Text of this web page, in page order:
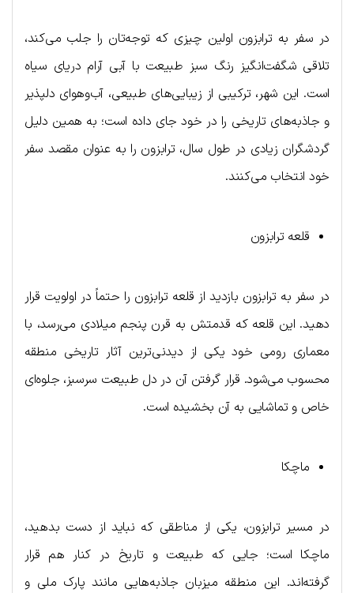
در سفر به ترابزون اولین چیزی که توجه‌تان را جلب می‌کند،
تلاقی شگفت‌انگیز رنگ سبز طبیعت با آبی آرام دریای سیاه
است. این شهر، ترکیبی از زیبایی‌های طبیعی، آب‌وهوای دلپذیر
و جاذبه‌های تاریخی را در خود جای داده است؛ به همین دلیل
گردشگران زیادی در طول سال، ترابزون را به عنوان مقصد سفر
خود انتخاب می‌کنند.
قلعه ترابزون
در سفر به ترابزون بازدید از قلعه ترابزون را حتماً در اولویت قرار
دهید. این قلعه که قدمتش به قرن پنجم میلادی می‌رسد، با
معماری رومی خود یکی از دیدنی‌ترین آثار تاریخی منطقه
محسوب می‌شود. قرار گرفتن آن در دل طبیعت سرسبز، جلوه‌ای
خاص و تماشایی به آن بخشیده است.
ماچکا
در مسیر ترابزون، یکی از مناطقی که نباید از دست بدهید،
ماچکا است؛ جایی که طبیعت و تاریخ در کنار هم قرار
گرفته‌اند. این منطقه میزبان جاذبه‌هایی مانند پارک ملی و